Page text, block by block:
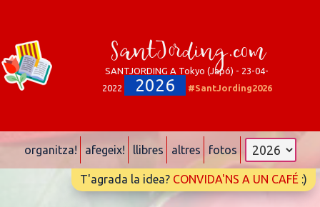
SantJording.com
SANTJORDING A Tokyo (Japó) - 23-04-
2022
2026 #SantJording2026
organitza! afegeix! llibres altres fotos
T'agrada la idea? CONVIDA'NS A UN CAFÉ :)